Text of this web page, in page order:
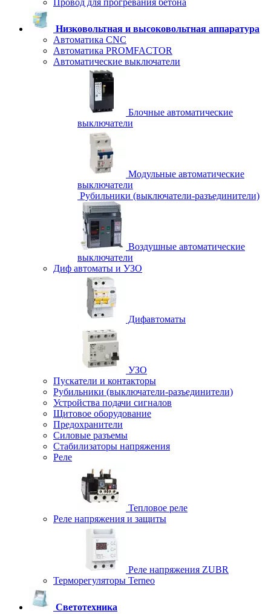
Провод для прогревания бетона
Низковольтная и высоковольтная аппаратура
Автоматика CNC
Автоматика PROMFACTOR
Автоматические выключатели
Блочные автоматические
выключатели
Модульные автоматические
выключатели
Рубильники (выключатели-разъединители)
Воздушные автоматические
выключатели
Диф автоматы и УЗО
Дифавтоматы
УЗО
Пускатели и контакторы
Рубильники (выключатели-разъединители)
Устройства подачи сигналов
Щитовое оборудование
Предохранители
Силовые разъемы
Стабилизаторы напряжения
Реле
Тепловое реле
Реле напряжения и защиты
Реле напряжения ZUBR
Терморегуляторы Terneo
Светотехника